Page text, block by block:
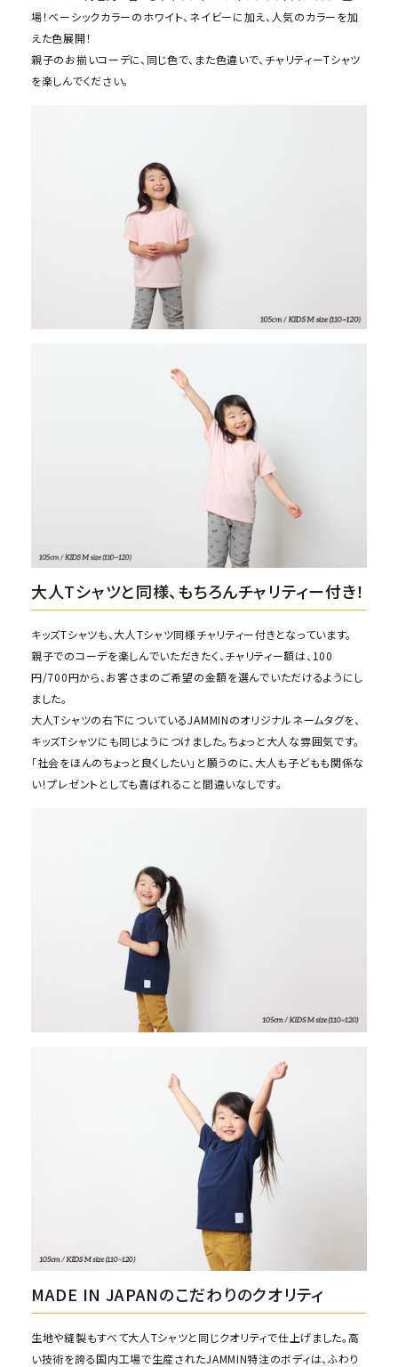
場！ベーシックカラーのホワイト、ネイビーに加え、人気のカラーを加
えた色展開！
親子のお揃いコーデに、同じ色で、また色違いで、チャリティーTシャツ
を楽しんでください。
大人Tシャツと同様、もちろんチャリティー付き！
キッズTシャツも、大人Tシャツ同様チャリティー付きとなっています。
親子でのコーデを楽しんでいただきたく、チャリティー額は、100
円/700円から、お客さまのご希望の金額を選んでいただけるようにし
ました。
大人Tシャツの右下についているJAMMINのオリジナルネームタグを、
キッズTシャツにも同じようにつけました。ちょっと大人な雰囲気です。
「社会をほんのちょっと良くしたい」と願うのに、大人も子どもも関係な
い！プレゼントとしても喜ばれること間違いなしです。
MADE IN JAPANのこだわりのクオリティ
生地や縫製もすべて大人Tシャツと同じクオリティで仕上げました。高
い技術を誇る国内工場で生産されたJAMMIN特注のボディは、ふわり